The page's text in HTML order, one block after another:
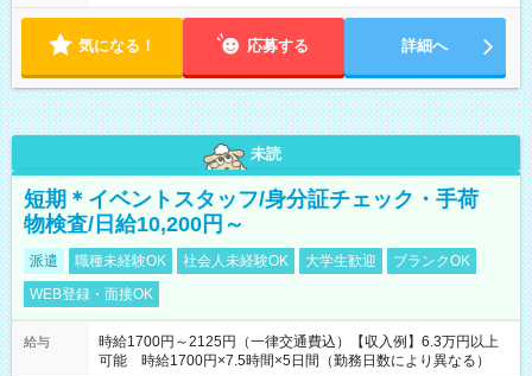
気になる！ 応募する 詳細へ
未読
短期＊イベントスタッフ/身分証チェック・手荷
物検査/日給10,200円～
派遣 職種未経験OK 社会人未経験OK 大学生歓迎
ブランクOK
WEB登録・面接OK
給与
時給1700円～2125円（一律交通費込）【収入例】6.3万円以上
可能 時給1700円×7.5時間×5日間（勤務日数により異なる）